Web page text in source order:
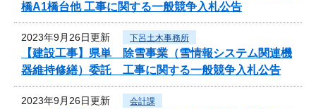
橋A1橋台他 工事に関する一般競争入札公告
2023年9月26日更新 下呂土木事務所
【建設工事】県単 除雪事業（雪情報システム関連機
器維持修繕）委託 工事に関する一般競争入札公告
2023年9月26日更新 会計課